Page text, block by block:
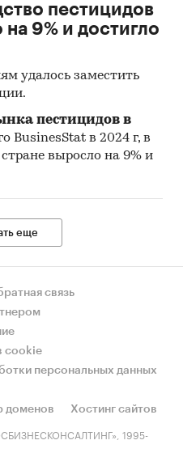
пестицидов
9% и достигло
удалось заместить
пестицидов в
BusinesStat в 2024 г, в
выросло на 9% и
еще
связь
cookie
персональных данных
доменов
Хостинг сайтов
1995-